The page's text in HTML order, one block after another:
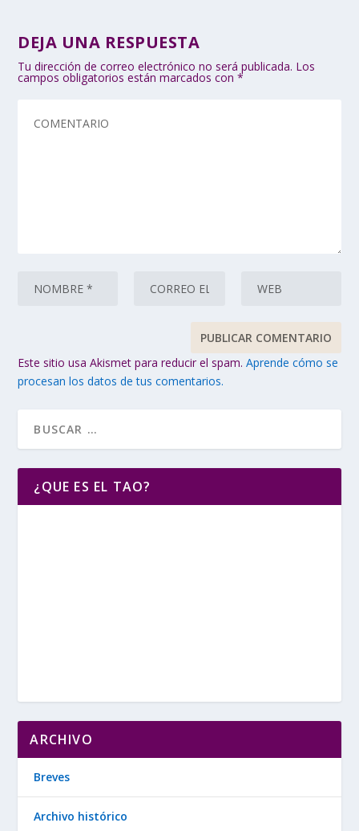
DEJA UNA RESPUESTA
Tu dirección de correo electrónico no será publicada. Los
campos obligatorios están marcados con*
Este sitio usa Akismet para reducir el spam.Aprende cómo se
procesan los datos de tus comentarios.
¿QUE ES EL TAO?
ARCHIVO
Breves
Archivo histórico